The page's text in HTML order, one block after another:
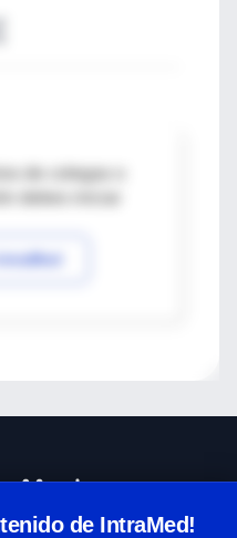
de colegas o
de IntraMed!